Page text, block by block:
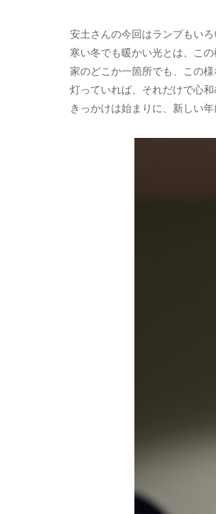
安土さんの今回はランプもいろ
寒い冬でも暖かい光とは、この
家のどこか一箇所でも、この
灯っていれば、それだけで心和
きっかけは始まりに、新しい